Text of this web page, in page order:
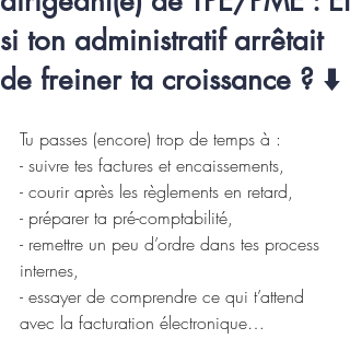
si ton administratif arrêtait
de freiner ta croissance ? ⬇️
Tu passes (encore) trop de temps à :
- suivre tes factures et encaissements,
- courir après les règlements en retard,
- préparer ta pré-comptabilité,
- remettre un peu d’ordre dans tes process
internes,
- essayer de comprendre ce qui t’attend
avec la facturation électronique…